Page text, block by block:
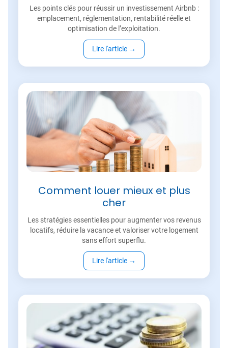
Les points clés pour réussir un investissement Airbnb :
emplacement, réglementation, rentabilité réelle et
optimisation de l’exploitation.
Lire l'article →
Comment louer mieux et plus
cher
Les stratégies essentielles pour augmenter vos revenus
locatifs, réduire la vacance et valoriser votre logement
sans effort superflu.
Lire l'article →